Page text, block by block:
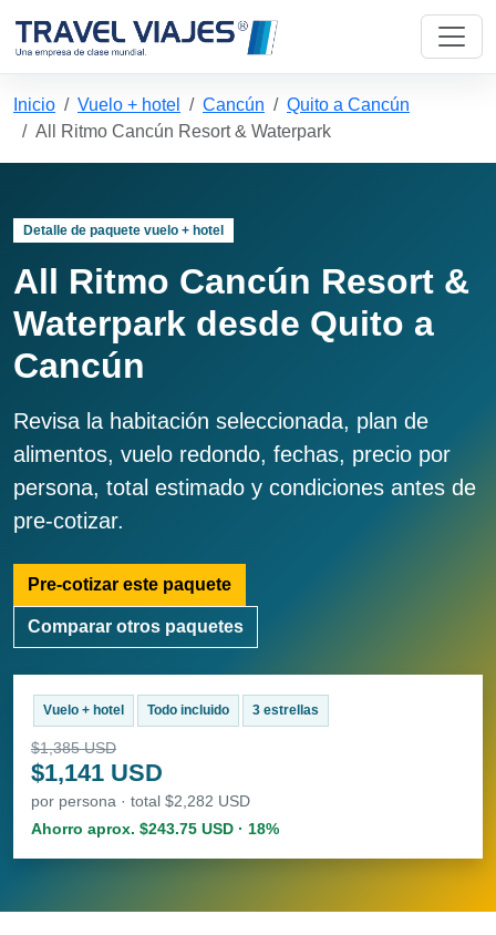
Inicio Vuelo + hotel Cancún
Quito a Cancún
All Ritmo Cancún Resort & Waterpark
Detalle de paquete vuelo + hotel
All Ritmo Cancún Resort &
Waterpark desde Quito a
Cancún
Revisa la habitación seleccionada, plan de
alimentos, vuelo redondo, fechas, precio por
persona, total estimado y condiciones antes de
pre-cotizar.
Pre-cotizar este paquete
Comparar otros paquetes
Vuelo + hotel Todo incluido 3 estrellas
$1,385 USD
$1,141 USD
por persona · total $2,282 USD
Ahorro aprox. $243.75 USD · 18%